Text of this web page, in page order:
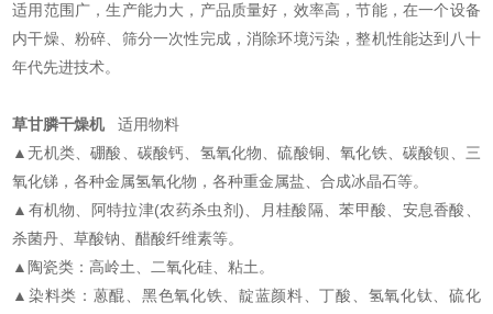
适用范围广，生产能力大，产品质量好，效率高，节能，在一个设备
内干燥、粉碎、筛分一次性完成，消除环境污染，整机性能达到八十
年代先进技术。
草甘膦干燥机​适用物料
▲无机类、硼酸、碳酸钙、氢氧化物、硫酸铜、氧化铁、碳酸钡、三
氧化锑，各种金属氢氧化物，各种重金属盐、合成冰晶石等。
▲有机物、阿特拉津(农药杀虫剂)、月桂酸隔、苯甲酸、安息香酸、
杀菌丹、草酸钠、醋酸纤维素等。
▲陶瓷类：高岭土、二氧化硅、粘土。
▲染料类：蒽醌、黑色氧化铁、靛蓝颜料、丁酸、氢氧化钛、硫化